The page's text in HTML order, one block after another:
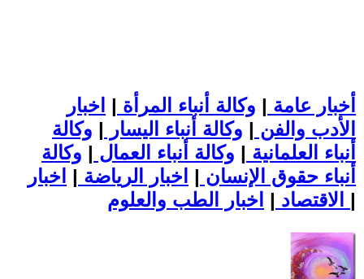
أخبار عامة | وكالة أنباء المرأة | اخبار
الأدب والفن | وكالة أنباء اليسار | وكالة
أنباء العلمانية | وكالة أنباء العمال | وكالة
أنباء حقوق الإنسان | اخبار الرياضة | اخبار
الاقتصاد | |